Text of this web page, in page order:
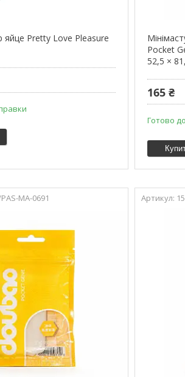
яйце Pretty Love Pleasure
Pocket
52,5 ×
165 ₴
Готово
MA-0691